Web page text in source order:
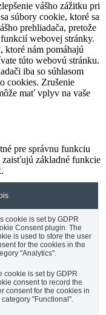
vášho zážitku pri
súbory cookie, ktoré sa
prehliadača, pretože
webovej stránky.
ktoré nám pomáhajú
túto webovú stránku.
iba so súhlasom
cookies. Zrušenie
mať vplyv na vaše
pre správnu funkciu
základné funkcie
cookie is set by GDPR
Consent plugin. The
is used to store the user
for the cookies in the
"Analytics".
cookie is set by GDPR
consent to record the
consent for the cookies in
category "Functional".